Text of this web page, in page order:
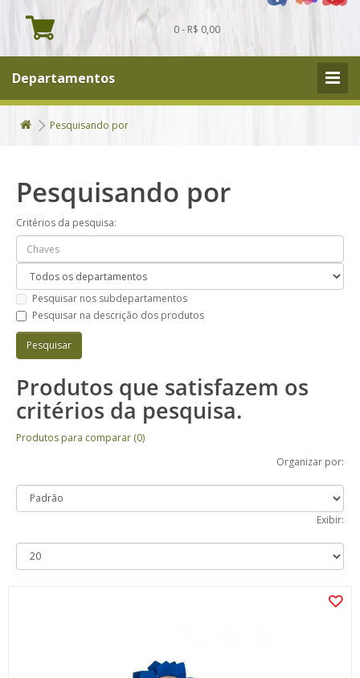
0 - R$ 0,00
Departamentos
Pesquisando por
Pesquisando por
Critérios da pesquisa:
Pesquisar nos subdepartamentos
Pesquisar na descrição dos produtos
Produtos que satisfazem os
critérios da pesquisa.
Produtos para comparar (0)
Organizar por:
Exibir: